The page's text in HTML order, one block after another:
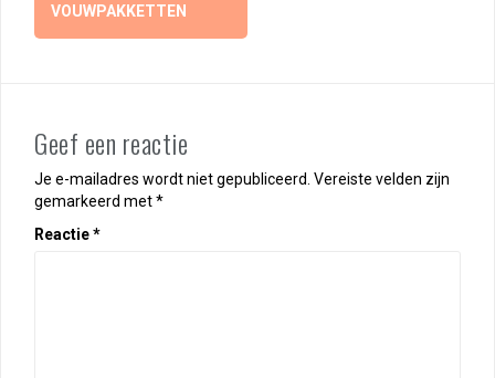
VOUWPAKKETTEN
Geef een reactie
Je e-mailadres wordt niet gepubliceerd. Vereiste velden zijn
gemarkeerd met*
Reactie*